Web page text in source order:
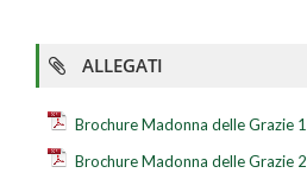
ALLEGATI
Brochure Madonna delle Grazie 1
Brochure Madonna delle Grazie 2